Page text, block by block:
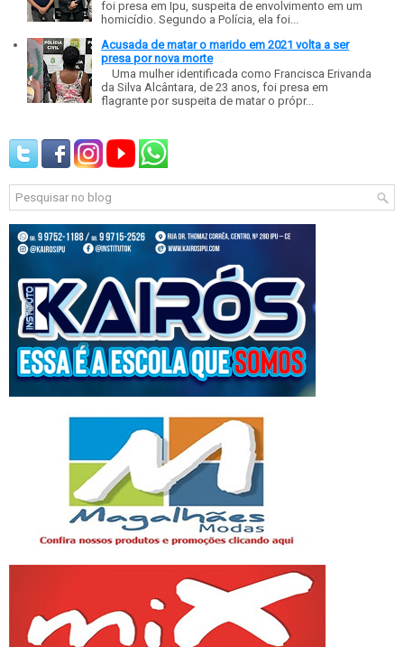
foi presa em Ipu, suspeita de envolvimento em um
homicídio. Segundo a Polícia, ela foi...
Acusada de matar o marido em 2021 volta a ser
presa por nova morte
Uma mulher identificada como Francisca Erivanda
da Silva Alcântara, de 23 anos, foi presa em
flagrante por suspeita de matar o própr...